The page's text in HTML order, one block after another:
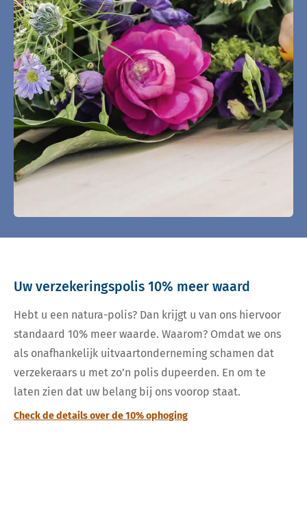
Uw verzekeringspolis 10% meer waard
Hebt u een natura-polis? Dan krijgt u van ons hiervoor
standaard 10% meer waarde. Waarom? Omdat we ons
als onafhankelijk uitvaartonderneming schamen dat
verzekeraars u met zo’n polis dupeerden. En om te
laten zien dat uw belang bij ons voorop staat.
Check de details over de 10% ophoging